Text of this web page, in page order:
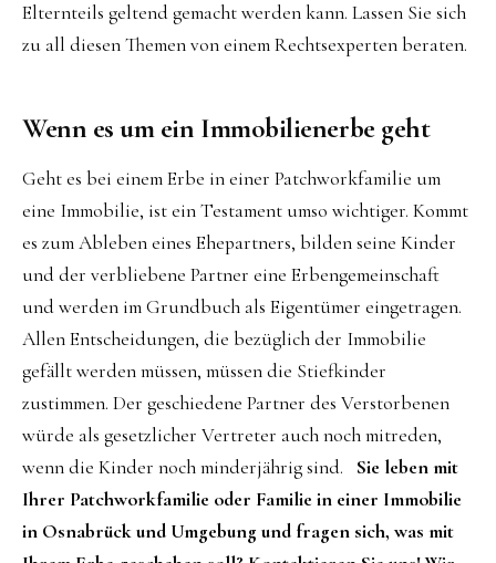
Elternteils geltend gemacht werden kann. Lassen Sie sich
zu all diesen Themen von einem Rechtsexperten beraten.
Wenn es um ein Immobilienerbe geht
Geht es bei einem Erbe in einer Patchworkfamilie um
eine Immobilie, ist ein Testament umso wichtiger. Kommt
es zum Ableben eines Ehepartners, bilden seine Kinder
und der verbliebene Partner eine Erbengemeinschaft
und werden im Grundbuch als Eigentümer eingetragen.
Allen Entscheidungen, die bezüglich der Immobilie
gefällt werden müssen, müssen die Stiefkinder
zustimmen. Der geschiedene Partner des Verstorbenen
würde als gesetzlicher Vertreter auch noch mitreden,
wenn die Kinder noch minderjährig sind. Sie leben mit
Ihrer Patchworkfamilie oder Familie in einer Immobilie
in Osnabrück und Umgebung und fragen sich, was mit